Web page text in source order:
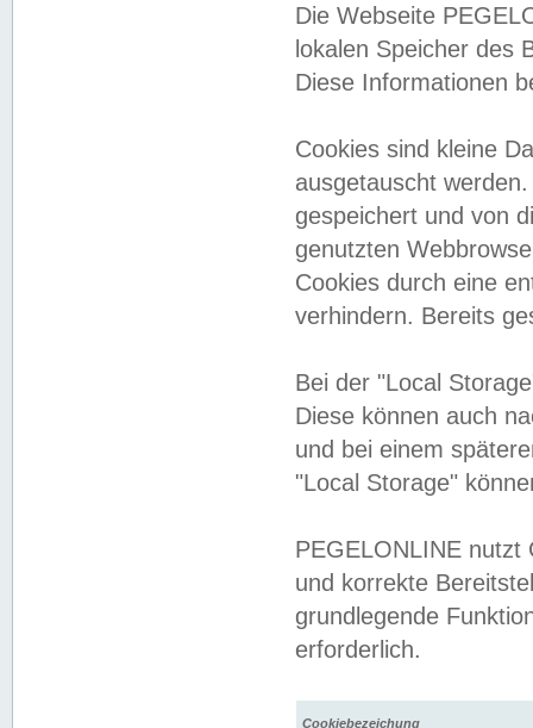
Die Webseite
lokalen Speicher des
Diese Informationen
Cookies sind kleine
ausgetauscht
gespeichert und von
genutzten
Cookies durch eine
verhindern. Bereits
Bei der "Local
Diese können auch
und bei einem
"Local Storage"
PEGELONLINE nutzt
und korrekte
grundlegende
erforderlich.
Cookiebezeichung